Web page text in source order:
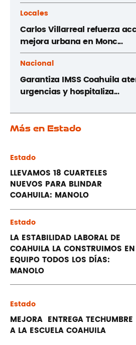
Locales
Carlos Villarreal refuerza
mejora urbana en Monc...
Nacional
Garantiza IMSS Coahuila
urgencias y hospitaliza...
Más en Estado
Estado
LLEVAMOS 18 CUARTELES
NUEVOS PARA BLINDAR
COAHUILA: MANOLO
Estado
LA ESTABILIDAD LABORAL DE
COAHUILA LA CONSTRUIMOS EN
EQUIPO TODOS LOS DÍAS:
MANOLO
Estado
MEJORA ENTREGA TECHUMBRE
A LA ESCUELA COAHUILA